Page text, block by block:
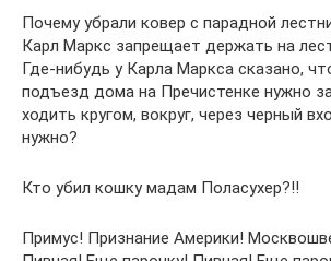
Почему убрали ковер с парадной
Карл Маркс запрещает держать на
Где-нибудь у Карла Маркса сказано,
подъезд дома на Пречистенке нужно
ходить кругом, вокруг, через черный
нужно?
Кто убил кошку мадам Поласухер?!!
Примус! Признание Америки!